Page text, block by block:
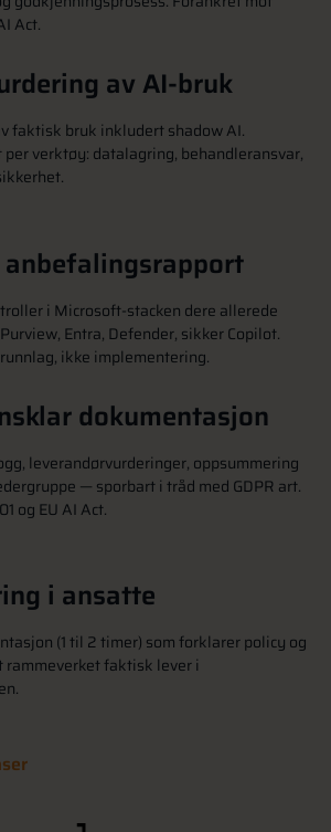
Act.
av AI-bruk
faktisk bruk inkludert shadow AI.
verktøy: datalagring, behandleransvar,
anbefalingsrapport
i Microsoft-stacken dere allerede
Entra, Defender, sikker Copilot.
ikke implementering.
dokumentasjon
leverandørvurderinger, oppsummering
— sporbart i tråd med GDPR art.
og EU AI Act.
i ansatte
(1 til 2 timer) som forklarer policy og
rammeverket faktisk lever i